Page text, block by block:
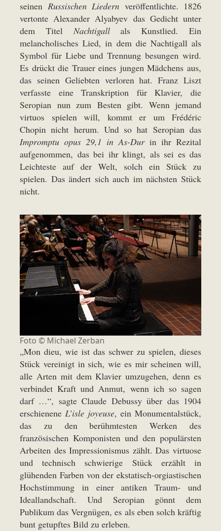
seinen Russischen Liedern veröffentlichte. 1826
vertonte Alexander Alyabyev das Gedicht unter
dem Titel Nachtigallals Kunstlied. Ein
melancholisches Lied, in dem die Nachtigall als
Symbol für Liebe und Trennung besungen wird.
Es drückt die Trauer eines jungen Mädchens aus,
das seinen Geliebten verloren hat. Franz Liszt
verfasste eine Transkription für Klavier, die
Seropian nun zum Besten gibt. Wenn jemand
virtuos spielen will, kommt er um Frédéric
Chopin nicht herum. Und so hat Seropian das
Impromptu opus 29,1 in As-Durin ihr Rezital
aufgenommen, das bei ihr klingt, als sei es das
Leichteste auf der Welt, solch ein Stück zu
spielen. Das ändert sich auch im nächsten Stück
nicht.
Foto © Michael Zerban
„Mon dieu, wie ist das schwer zu spielen, dieses
Stück vereinigt in sich, wie es mir scheinen will,
alle Arten mit dem Klavier umzugehen, denn es
verbindet Kraft und Anmut, wenn ich so sagen
darf …“, sagte Claude Debussy über das 1904
erschienene L’isle joyeuse, ein Monumentalstück,
das zu den berühmtesten Werken des
französischen Komponisten und den populärsten
Arbeiten des Impressionismus zählt. Das virtuose
und technisch schwierige Stück erzählt in
glühenden Farben von der ekstatisch-orgiastischen
Hochstimmung in einer antiken Traum- und
Ideallandschaft. Und Seropian gönnt dem
Publikum das Vergnügen, es als eben solch kräftig
bunt getupftes Bild zu erleben.